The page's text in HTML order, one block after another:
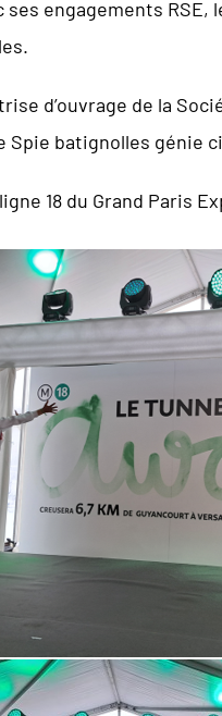
ses engagements RSE,
d’ouvrage de la
Spie batignolles génie
18 du Grand Paris